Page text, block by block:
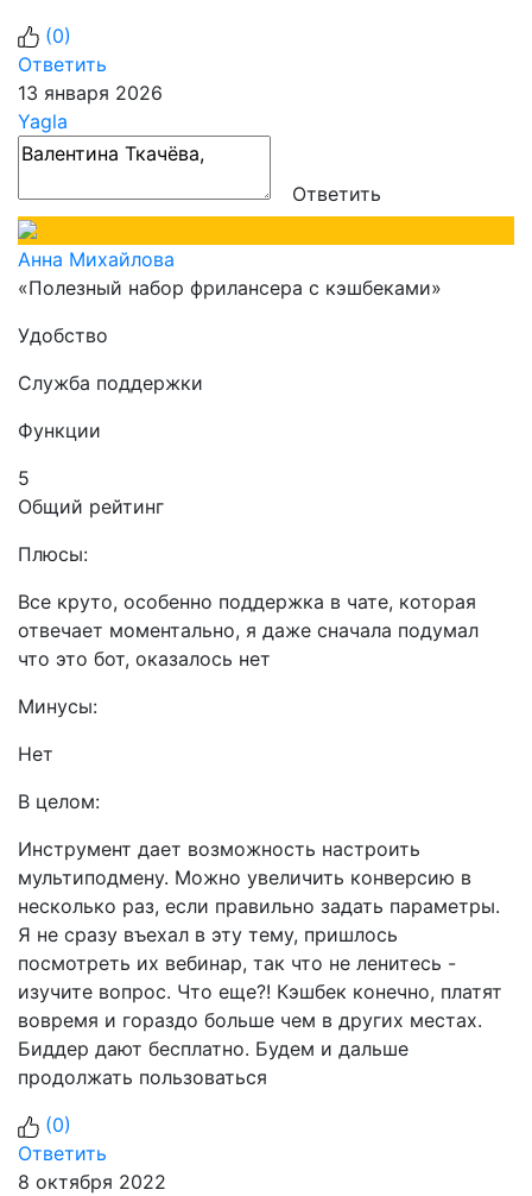
(0)
Ответить
13 января 2026
Yagla
Ответить
Анна Михайлова
«Полезный набор фрилансера с кэшбеками»
Удобство
Служба поддержки
Функции
5
Общий рейтинг
Плюсы:
Все круто, особенно поддержка в чате, которая
отвечает моментально, я даже сначала подумал
что это бот, оказалось нет
Минусы:
Нет
В целом:
Инструмент дает возможность настроить
мультиподмену. Можно увеличить конверсию в
несколько раз, если правильно задать параметры.
Я не сразу въехал в эту тему, пришлось
посмотреть их вебинар, так что не ленитесь -
изучите вопрос. Что еще?! Кэшбек конечно, платят
вовремя и гораздо больше чем в других местах.
Биддер дают бесплатно. Будем и дальше
продолжать пользоваться
(0)
Ответить
8 октября 2022